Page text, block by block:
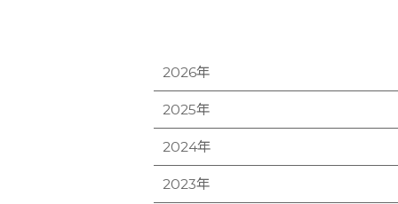
2026年
2025年
2024年
2023年